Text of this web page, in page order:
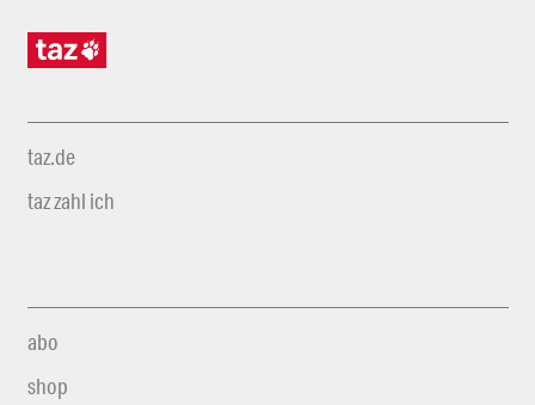
taz.de
taz zahl ich
abo
shop